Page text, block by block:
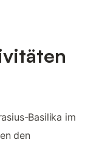
Basilika im
den